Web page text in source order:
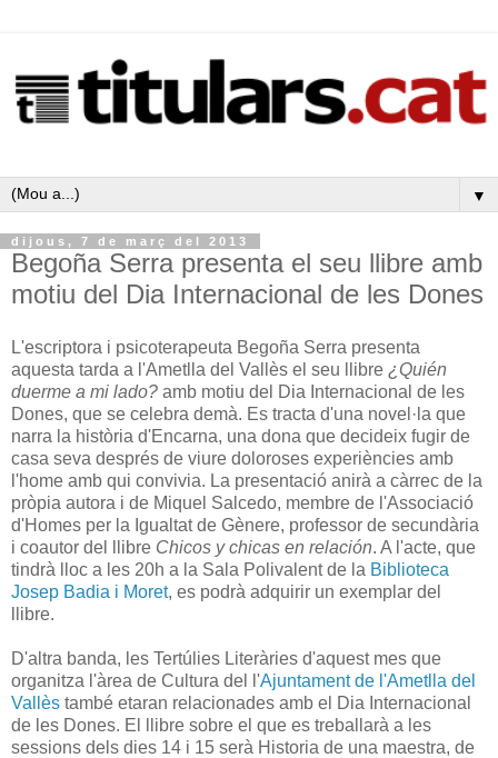
▼
dijous, 7 de març del 2013
Begoña Serra presenta el seu llibre amb
motiu del Dia Internacional de les Dones
L'escriptora i psicoterapeuta Begoña Serra presenta
aquesta tarda a l'Ametlla del Vallès el seu llibre ¿Quién
duerme a mi lado? amb motiu del Dia Internacional de les
Dones, que se celebra demà. Es tracta d'una novel·la que
narra la història d'Encarna, una dona que decideix fugir de
casa seva després de viure doloroses experiències amb
l'home amb qui convivia. La presentació anirà a càrrec de la
pròpia autora i de Miquel Salcedo, membre de l'Associació
d'Homes per la Igualtat de Gènere, professor de secundària
i coautor del llibre Chicos y chicas en relación. A l'acte, que
tindrà lloc a les 20h a la Sala Polivalent de la Biblioteca
Josep Badia i Moret, es podrà adquirir un exemplar del
llibre.
D'altra banda, les Tertúlies Literàries d'aquest mes que
organitza l'àrea de Cultura del l'Ajuntament de l'Ametlla del
Vallès també etaran relacionades amb el Dia Internacional
de les Dones. El llibre sobre el que es treballarà a les
sessions dels dies 14 i 15 serà Historia de una maestra, de